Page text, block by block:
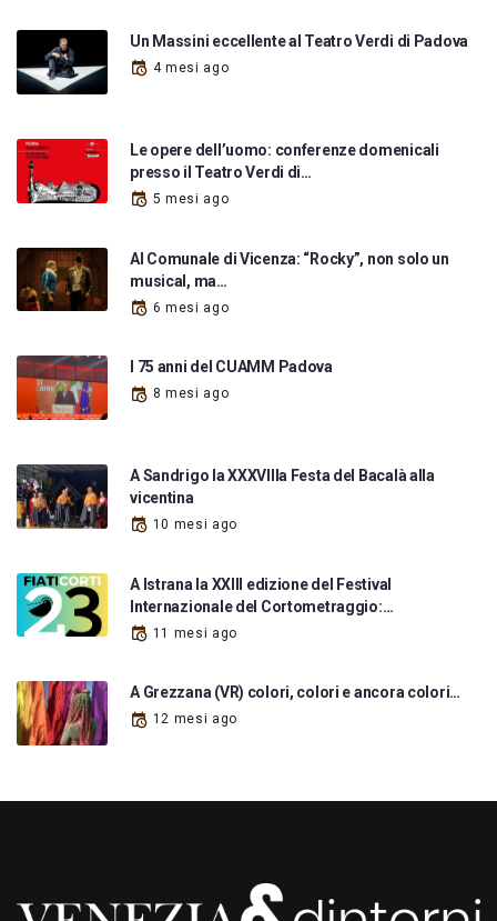
Un Massini eccellente al Teatro Verdi di Padova
4 mesi ago
Le opere dell’uomo: conferenze domenicali
presso il Teatro Verdi di…
5 mesi ago
Al Comunale di Vicenza: “Rocky”, non solo un
musical, ma…
6 mesi ago
I 75 anni del CUAMM Padova
8 mesi ago
A Sandrigo la XXXVIIIa Festa del Bacalà alla
vicentina
10 mesi ago
A Istrana la XXIII edizione del Festival
Internazionale del Cortometraggio:…
11 mesi ago
A Grezzana (VR) colori, colori e ancora colori…
12 mesi ago